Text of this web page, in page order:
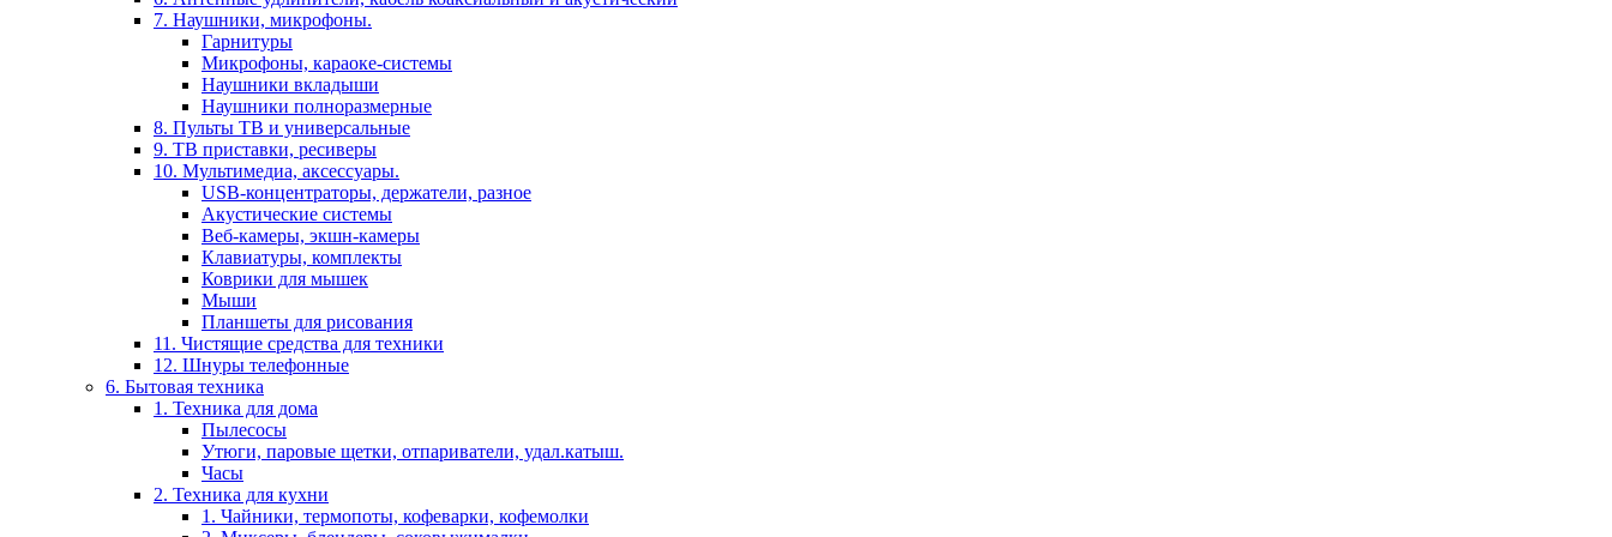
7. Наушники, микрофоны.
Гарнитуры
Микрофоны, караоке-системы
Наушники вкладыши
Наушники полноразмерные
8. Пульты ТВ и универсальные
9. ТВ приставки, ресиверы
10. Мультимедиа, аксессуары.
USB-концентраторы, держатели, разное
Акустические системы
Веб-камеры, экшн-камеры
Клавиатуры, комплекты
Коврики для мышек
Мыши
Планшеты для рисования
11. Чистящие средства для техники
12. Шнуры телефонные
6. Бытовая техника
1. Техника для дома
Пылесосы
Утюги, паровые щетки, отпариватели, удал.катыш.
Часы
2. Техника для кухни
1. Чайники, термопоты, кофеварки, кофемолки